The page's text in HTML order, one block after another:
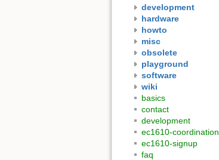
development
hardware
howto
misc
obsolete
playground
software
wiki
basics
contact
development
ec1610-coordination
ec1610-signup
faq